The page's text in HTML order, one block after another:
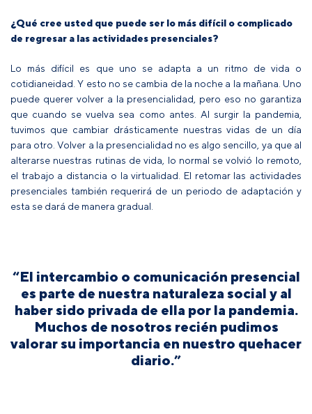
¿Qué cree usted que puede ser lo más difícil o complicado
de regresar a las actividades presenciales?
Lo más difícil es que uno se adapta a un ritmo de vida o
cotidianeidad. Y esto no se cambia de la noche a la mañana. Uno
puede querer volver a la presencialidad, pero eso no garantiza
que cuando se vuelva sea como antes. Al surgir la pandemia,
tuvimos que cambiar drásticamente nuestras vidas de un día
para otro. Volver a la presencialidad no es algo sencillo, ya que al
alterarse nuestras rutinas de vida, lo normal se volvió lo remoto,
el trabajo a distancia o la virtualidad. El retomar las actividades
presenciales también requerirá de un periodo de adaptación y
esta se dará de manera gradual.
“El intercambio o comunicación presencial
es parte de nuestra naturaleza social y al
haber sido privada de ella por la pandemia.
Muchos de nosotros recién pudimos
valorar su importancia en nuestro quehacer
diario.”